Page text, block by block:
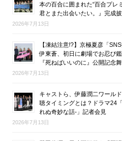
本の百合に囲まれた“百合プレ
君とまた出会いたい。』完成
2026年7月13日
【凍結注意!?】京極夏彦「
伊東蒼、初日に劇場でお忍び
『死ねばいいのに』公開記念
2026年7月13日
キャストら、伊藤潤二ワール
聴タイミングとは？ドラマ24
れぬ奇妙な話-」記者会見
2026年7月13日